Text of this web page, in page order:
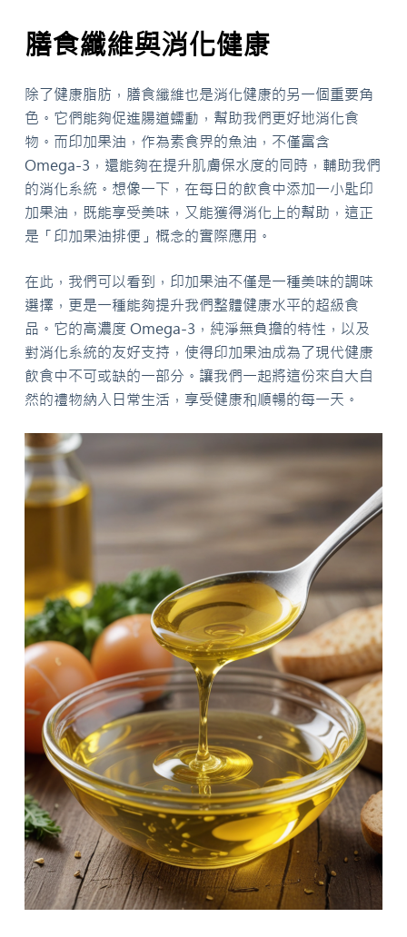
膳食纖維與消化健康
除了健康脂肪，膳食纖維也是消化健康的另一個重要角
色。它們能夠促進腸道蠕動，幫助我們更好地消化食
物。而印加果油，作為素食界的魚油，不僅富含
Omega-3，還能夠在提升肌膚保水度的同時，輔助我們
的消化系統。想像一下，在每日的飲食中添加一小匙印
加果油，既能享受美味，又能獲得消化上的幫助，這正
是「印加果油排便」概念的實際應用。
在此，我們可以看到，印加果油不僅是一種美味的調味
選擇，更是一種能夠提升我們整體健康水平的超級食
品。它的高濃度 Omega-3，純淨無負擔的特性，以及
對消化系統的友好支持，使得印加果油成為了現代健康
飲食中不可或缺的一部分。讓我們一起將這份來自大自
然的禮物納入日常生活，享受健康和順暢的每一天。